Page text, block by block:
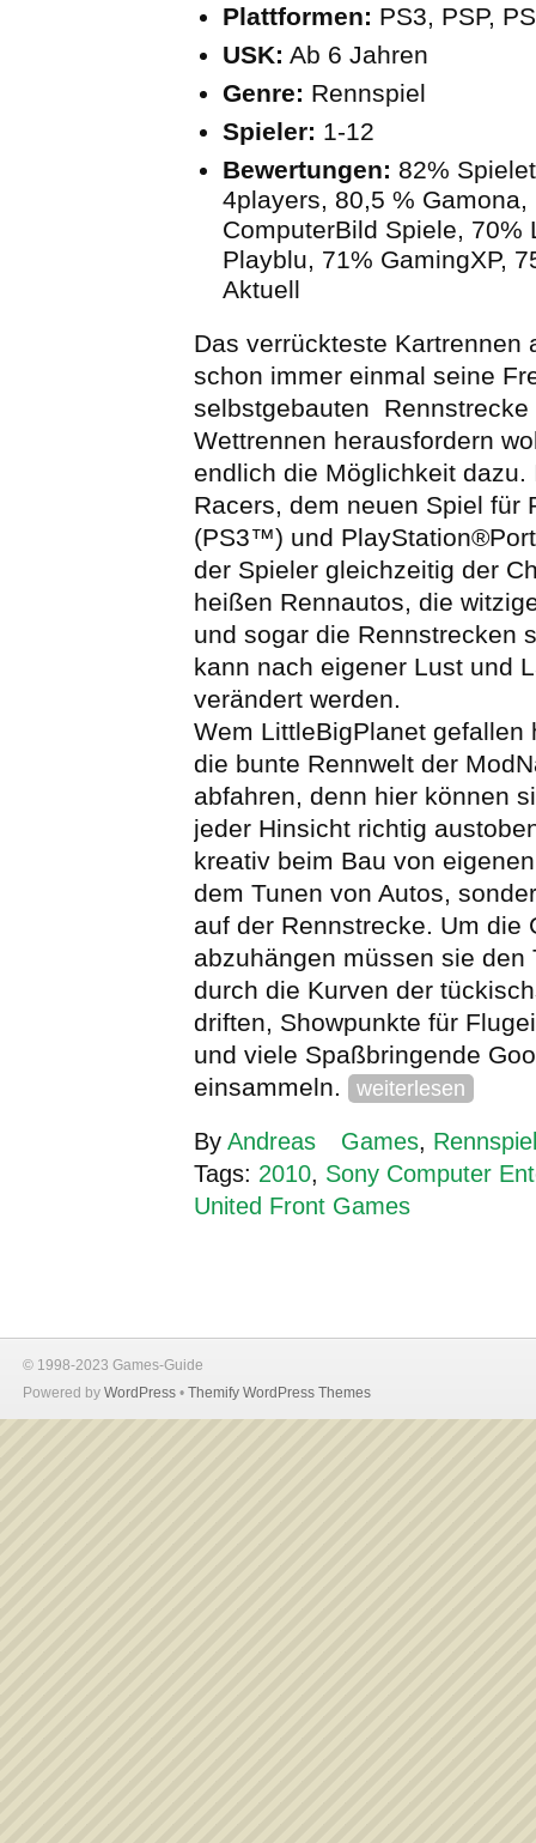
Plattformen: PS3, PSP,
USK: Ab 6 Jahren
Genre: Rennspiel
Spieler: 1-12
Bewertungen: 82%
4players, 80,5 % Gamona,
ComputerBild Spiele, 70%
Playblu, 71% GamingXP,
Aktuell
Das verrückteste Kartrennen
schon immer einmal seine
selbstgebauten Rennstrecke
Wettrennen herausfordern
endlich die Möglichkeit dazu.
Racers, dem neuen Spiel für
(PS3™) und
der Spieler gleichzeitig der
heißen Rennautos, die
und sogar die Rennstrecken
kann nach eigener Lust und
verändert werden.
Wem LittleBigPlanet gefallen
die bunte Rennwelt der
abfahren, denn hier können
jeder Hinsicht richtig
kreativ beim Bau von
dem Tunen von Autos,
auf der Rennstrecke. Um die
abzuhängen müssen sie den
durch die Kurven der
driften, Showpunkte für
und viele Spaßbringende
einsammeln.
weiterlesen
By Andreas Games, Rennspiel
Tags: 2010, Sony Computer
United Front Games
© 1998-2023 Games-Guide
Powered by WordPress • Themify WordPress Themes